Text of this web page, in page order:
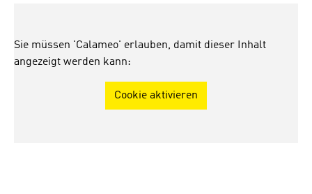
Sie müssen 'Calameo' erlauben, damit dieser Inhalt
angezeigt werden kann:
Cookie aktivieren